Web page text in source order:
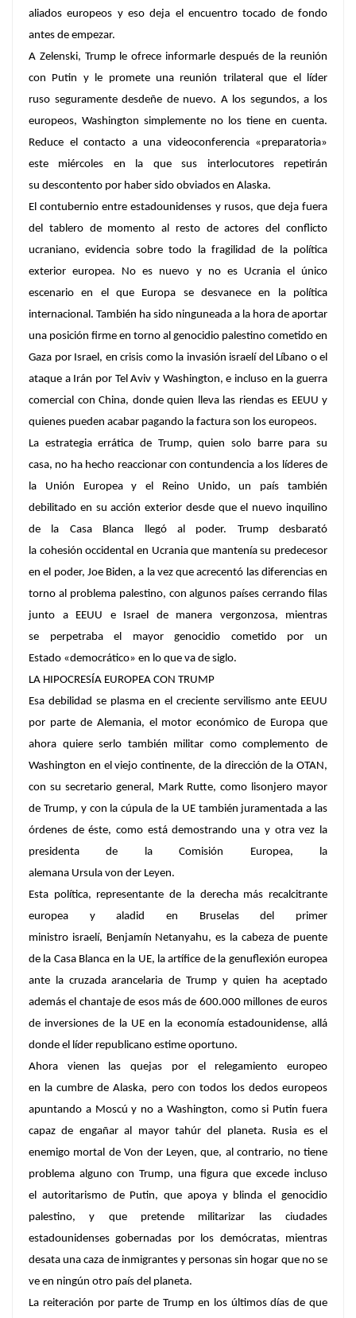
aliados europeos y eso deja el encuentro tocado de fondo
antes de empezar.
A Zelenski, Trump le ofrece informarle después de la reunión
con Putin y le promete una reunión trilateral que el líder
ruso seguramente desdeñe de nuevo. A los segundos, a los
europeos, Washington simplemente no los tiene en cuenta.
Reduce el contacto a una videoconferencia «preparatoria»
este miércoles en la que sus interlocutores repetirán
su descontento por haber sido obviados en Alaska.
El contubernio entre estadounidenses y rusos, que deja fuera
del tablero de momento al resto de actores del conflicto
ucraniano, evidencia sobre todo la fragilidad de la política
exterior europea. No es nuevo y no es Ucrania el único
escenario en el que Europa se desvanece en la política
internacional. También ha sido ninguneada a la hora de aportar
una posición firme en torno al genocidio palestino cometido en
Gaza por Israel, en crisis como la invasión israelí del Líbano o el
ataque a Irán por Tel Aviv y Washington, e incluso en la guerra
comercial con China, donde quien lleva las riendas es EEUU y
quienes pueden acabar pagando la factura son los europeos.
La estrategia errática de Trump, quien solo barre para su
casa, no ha hecho reaccionar con contundencia a los líderes de
la Unión Europea y el Reino Unido, un país también
debilitado en su acción exterior desde que el nuevo inquilino
de la Casa Blanca llegó al poder. Trump desbarató
la cohesión occidental en Ucrania que mantenía su predecesor
en el poder, Joe Biden, a la vez que acrecentó las diferencias en
torno al problema palestino, con algunos países cerrando filas
junto a EEUU e Israel de manera vergonzosa, mientras
se perpetraba el mayor genocidio cometido por un
Estado «democrático» en lo que va de siglo.
LA HIPOCRESÍA EUROPEA CON TRUMP
Esa debilidad se plasma en el creciente servilismo ante EEUU
por parte de Alemania, el motor económico de Europa que
ahora quiere serlo también militar como complemento de
Washington en el viejo continente, de la dirección de la OTAN,
con su secretario general, Mark Rutte, como lisonjero mayor
de Trump, y con la cúpula de la UE también juramentada a las
órdenes de éste, como está demostrando una y otra vez la
presidenta de la Comisión Europea, la
alemana Ursula von der Leyen.
Esta política, representante de la derecha más recalcitrante
europea y aladid en Bruselas del primer
ministro israelí, Benjamín Netanyahu, es la cabeza de puente
de la Casa Blanca en la UE, la artífice de la genuflexión europea
ante la cruzada arancelaria de Trump y quien ha aceptado
además el chantaje de esos más de 600.000 millones de euros
de inversiones de la UE en la economía estadounidense, allá
donde el líder republicano estime oportuno.
Ahora vienen las quejas por el relegamiento europeo
en la cumbre de Alaska, pero con todos los dedos europeos
apuntando a Moscú y no a Washington, como si Putin fuera
capaz de engañar al mayor tahúr del planeta. Rusia es el
enemigo mortal de Von der Leyen, que, al contrario, no tiene
problema alguno con Trump, una figura que excede incluso
el autoritarismo de Putin, que apoya y blinda el genocidio
palestino, y que pretende militarizar las ciudades
estadounidenses gobernadas por los demócratas, mientras
desata una caza de inmigrantes y personas sin hogar que no se
ve en ningún otro país del planeta.
La reiteración por parte de Trump en los últimos días de que